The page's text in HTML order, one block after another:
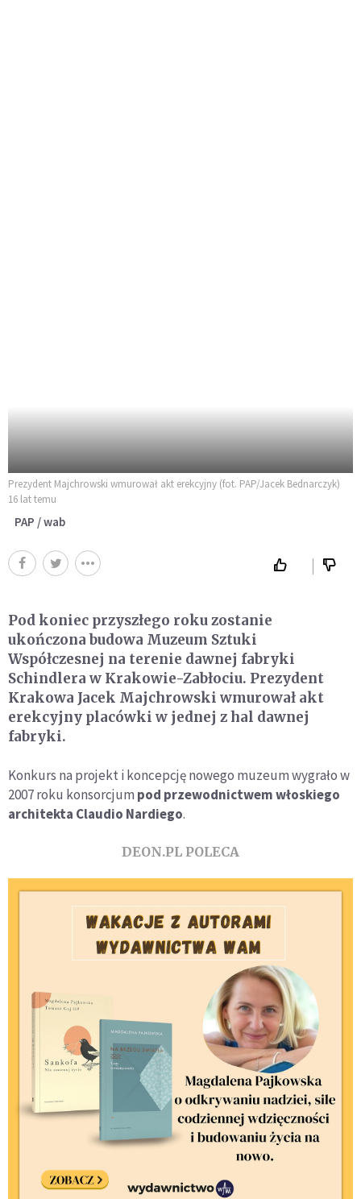
Prezydent Majchrowski wmurował akt erekcyjny (fot. PAP/Jacek Bednarczyk)
16 lat temu
PAP / wab
Pod koniec przyszłego roku zostanie
ukończona budowa Muzeum Sztuki
Współczesnej na terenie dawnej fabryki
Schindlera w Krakowie-Zabłociu. Prezydent
Krakowa Jacek Majchrowski wmurował akt
erekcyjny placówki w jednej z hal dawnej
fabryki.
Konkurs na projekt i koncepcję nowego muzeum wygrało w
2007 roku konsorcjum pod przewodnictwem włoskiego
architekta Claudio Nardiego.
DEON.PL POLECA